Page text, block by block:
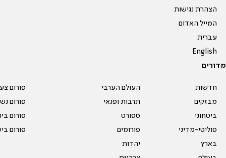
הצהרת נגישות
המייל האדום
עברית
English
מדורים
חדשות
מבזקים
ביטחוני
פוליטי-מדיני
בארץ
העולם הערבי
תרבות ופנאי
ספורט
פורומים
יהדות
פורום
פורום
פורום
פורום